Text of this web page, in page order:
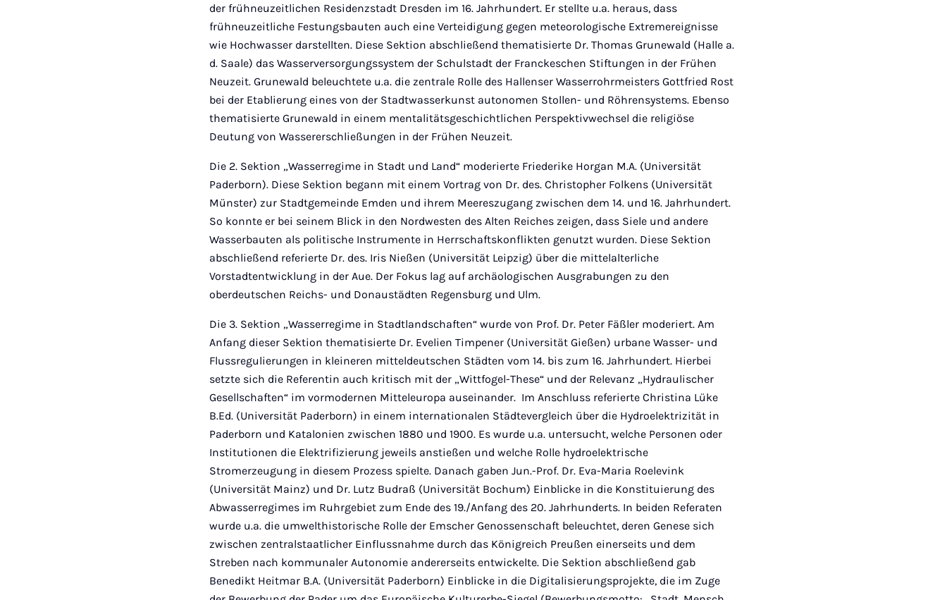
der frühneuzeitlichen Residenzstadt Dresden im 16. Jahrhundert. Er stellte u.a. heraus, dass
frühneuzeitliche Festungsbauten auch eine Verteidigung gegen meteorologische Extremereignisse
wie Hochwasser darstellten. Diese Sektion abschließend thematisierte Dr. Thomas Grunewald (Halle a.
d. Saale) das Wasserversorgungssystem der Schulstadt der Franckeschen Stiftungen in der Frühen
Neuzeit. Grunewald beleuchtete u.a. die zentrale Rolle des Hallenser Wasserrohrmeisters Gottfried Rost
bei der Etablierung eines von der Stadtwasserkunst autonomen Stollen- und Röhrensystems. Ebenso
thematisierte Grunewald in einem mentalitätsgeschichtlichen Perspektivwechsel die religiöse
Deutung von Wassererschließungen in der Frühen Neuzeit.
Die 2. Sektion „Wasserregime in Stadt und Land“ moderierte Friederike Horgan M.A. (Universität
Paderborn). Diese Sektion begann mit einem Vortrag von Dr. des. Christopher Folkens (Universität
Münster) zur Stadtgemeinde Emden und ihrem Meereszugang zwischen dem 14. und 16. Jahrhundert.
So konnte er bei seinem Blick in den Nordwesten des Alten Reiches zeigen, dass Siele und andere
Wasserbauten als politische Instrumente in Herrschaftskonflikten genutzt wurden. Diese Sektion
abschließend referierte Dr. des. Iris Nießen (Universität Leipzig) über die mittelalterliche
Vorstadtentwicklung in der Aue. Der Fokus lag auf archäologischen Ausgrabungen zu den
oberdeutschen Reichs- und Donaustädten Regensburg und Ulm.
Die 3. Sektion „Wasserregime in Stadtlandschaften“ wurde von Prof. Dr. Peter Fäßler moderiert. Am
Anfang dieser Sektion thematisierte Dr. Evelien Timpener (Universität Gießen) urbane Wasser- und
Flussregulierungen in kleineren mitteldeutschen Städten vom 14. bis zum 16. Jahrhundert. Hierbei
setzte sich die Referentin auch kritisch mit der „Wittfogel-These“ und der Relevanz „Hydraulischer
Gesellschaften“ im vormodernen Mitteleuropa auseinander. Im Anschluss referierte Christina Lüke
B.Ed. (Universität Paderborn) in einem internationalen Städtevergleich über die Hydroelektrizität in
Paderborn und Katalonien zwischen 1880 und 1900. Es wurde u.a. untersucht, welche Personen oder
Institutionen die Elektrifizierung jeweils anstießen und welche Rolle hydroelektrische
Stromerzeugung in diesem Prozess spielte. Danach gaben Jun.-Prof. Dr. Eva-Maria Roelevink
(Universität Mainz) und Dr. Lutz Budraß (Universität Bochum) Einblicke in die Konstituierung des
Abwasserregimes im Ruhrgebiet zum Ende des 19./Anfang des 20. Jahrhunderts. In beiden Referaten
wurde u.a. die umwelthistorische Rolle der Emscher Genossenschaft beleuchtet, deren Genese sich
zwischen zentralstaatlicher Einflussnahme durch das Königreich Preußen einerseits und dem
Streben nach kommunaler Autonomie andererseits entwickelte. Die Sektion abschließend gab
Benedikt Heitmar B.A. (Universität Paderborn) Einblicke in die Digitalisierungsprojekte, die im Zuge